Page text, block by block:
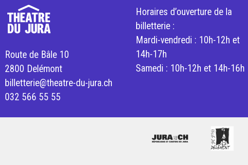
Route de Bâle 10
2800 Delémont
billetterie@theatre-du-jura.ch
032 566 55 55
Horaires d’ouverture de la
billetterie :
Mardi-vendredi : 10h-12h et
14h-17h
Samedi : 10h-12h et 14h-16h